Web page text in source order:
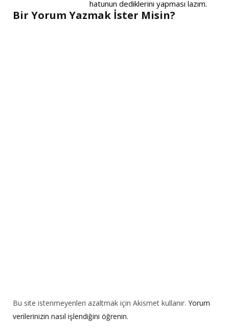
hatunun dediklerini yapması lazım.
Bir Yorum Yazmak İster Misin?
Bu site istenmeyenleri azaltmak için Akismet kullanır. Yorum
verilerinizin nasıl işlendiğini öğrenin.